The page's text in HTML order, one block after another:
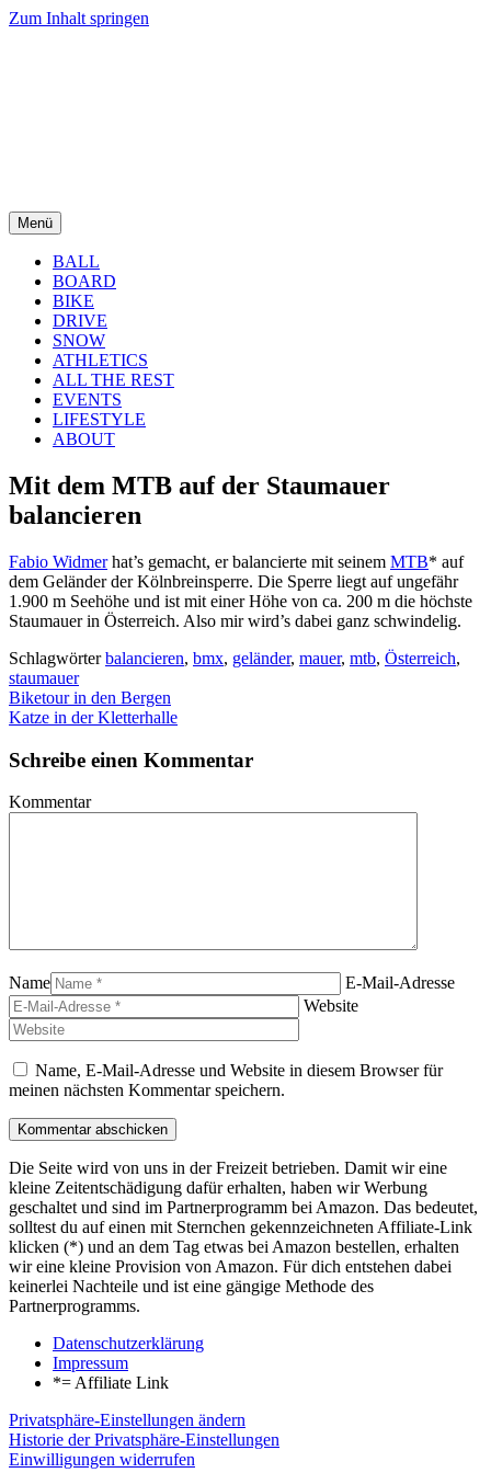
Zum Inhalt springen
Menü
BALL
BOARD
BIKE
DRIVE
SNOW
ATHLETICS
ALL THE REST
EVENTS
LIFESTYLE
ABOUT
Mit dem MTB auf der Staumauer
balancieren
Fabio Widmerhat’s gemacht, er balancierte mit seinem MTB* auf
dem Geländer der Kölnbreinsperre. Die Sperre liegt auf ungefähr
1.900 m Seehöhe und ist mit einer Höhe von ca. 200 m die höchste
Staumauer in Österreich. Also mir wird’s dabei ganz schwindelig.
Schlagwörterbalancieren, bmx, geländer, mauer, mtb, Österreich,
staumauer
Biketour in den Bergen
Katze in der Kletterhalle
Schreibe einen Kommentar
Kommentar
Name
E-Mail-Adresse
Website
Name, E-Mail-Adresse und Website in diesem Browser für
meinen nächsten Kommentar speichern.
Die Seite wird von uns in der Freizeit betrieben. Damit wir eine
kleine Zeitentschädigung dafür erhalten, haben wir Werbung
geschaltet und sind im Partnerprogramm bei Amazon. Das bedeutet,
solltest du auf einen mit Sternchen gekennzeichneten Affiliate-Link
klicken (*) und an dem Tag etwas bei Amazon bestellen, erhalten
wir eine kleine Provision von Amazon. Für dich entstehen dabei
keinerlei Nachteile und ist eine gängige Methode des
Partnerprogramms.
Datenschutzerklärung
Impressum
*= Affiliate Link
Privatsphäre-Einstellungen ändern
Historie der Privatsphäre-Einstellungen
Einwilligungen widerrufen